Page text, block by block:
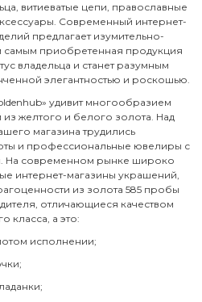
витиеватые цепи, православные
Современный интернет-
предлагает изумительно-
самым приобретенная продукция
владельца и станет разумным
элегантностью и роскошью.
удивит многообразием
желтого и белого золота. Над
магазина трудились
и профессиональные ювелиры с
На современном рынке широко
интернет-магазины украшений,
из золота 585 пробы
отличающиеся качеством
класса, а это:
исполнении;